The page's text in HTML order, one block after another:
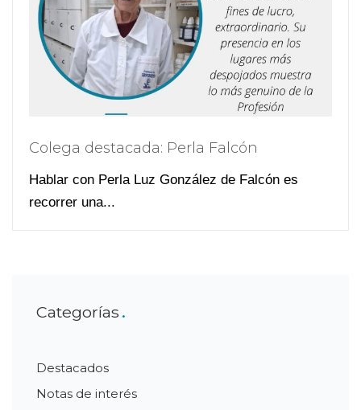
Colega destacada: Perla Falcón
Hablar con Perla Luz González de Falcón es
recorrer una...
Categorías
Destacados
Notas de interés